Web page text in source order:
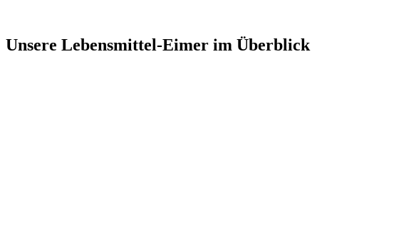
Unsere Lebensmittel-Eimer im Überblick